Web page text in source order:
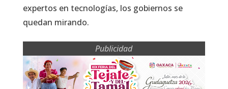
expertos en tecnologías, los gobiernos se
quedan mirando.
Publicidad